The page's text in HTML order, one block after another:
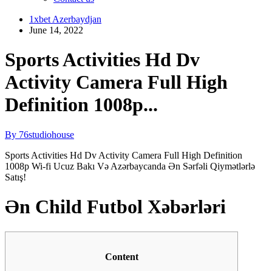
1xbet Azerbaydjan
June 14, 2022
Sports Activities Hd Dv
Activity Camera Full High
Definition 1008p...
By 76studiohouse
Sports Activities Hd Dv Activity Camera Full High Definition
1008p Wi-fi Ucuz Bakı Və Azərbaycanda Ən Sərfəli Qiymətlərlə
Satış!
Ən Child Futbol Xəbərləri
Content